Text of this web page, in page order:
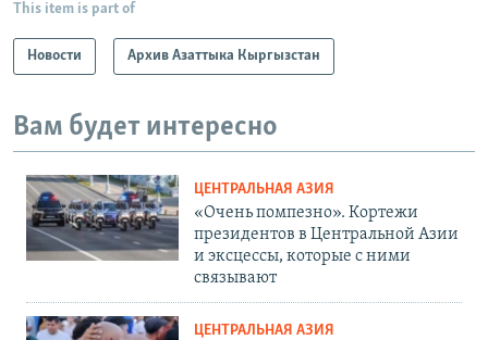
This item is part of
Новости Архив Азаттыка Кыргызстан
Вам будет интересно
ЦЕНТРАЛЬНАЯ АЗИЯ
«Очень помпезно». Кортежи
президентов в Центральной Азии
и эксцессы, которые с ними
связывают
ЦЕНТРАЛЬНАЯ АЗИЯ